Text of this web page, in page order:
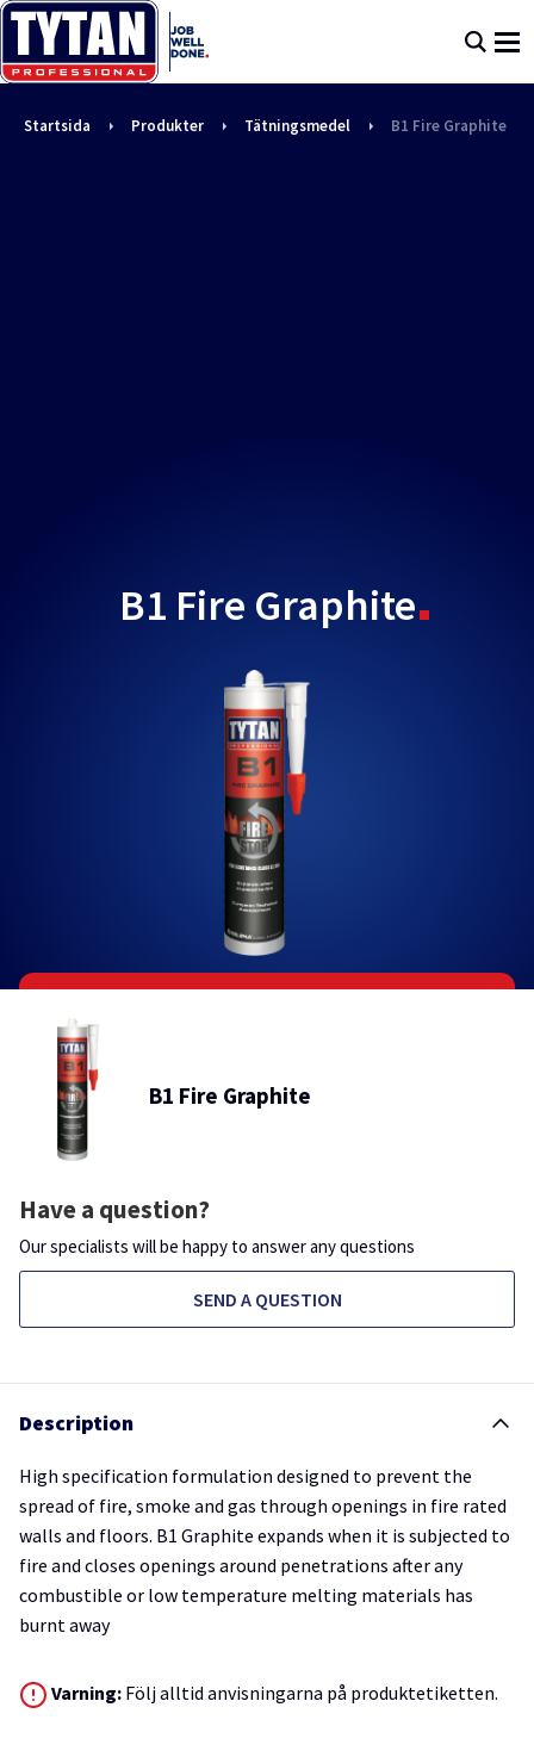
Startsida Produkter Tätningsmedel B1 Fire Graphite
B1 Fire Graphite
B1 Fire Graphite
Have a question?
Our specialists will be happy to answer any questions
SEND A QUESTION
Description
High specification formulation designed to prevent the
spread of fire, smoke and gas through openings in fire rated
walls and floors. B1 Graphite expands when it is subjected to
fire and closes openings around penetrations after any
combustible or low temperature melting materials has
burnt away
Varning: Följ alltid anvisningarna på produktetiketten.